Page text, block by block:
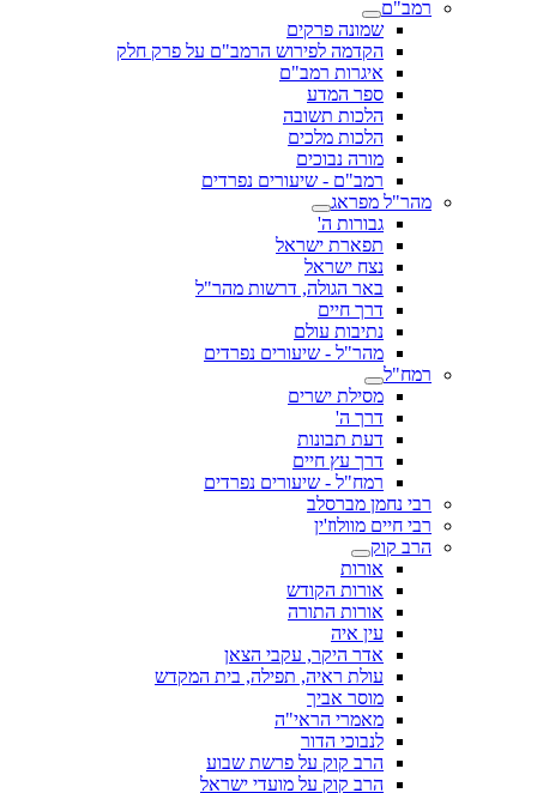
רמב"ם
שמונה פרקים
הקדמה לפירוש הרמב"ם על פרק חלק
איגרות רמב"ם
ספר המדע
הלכות תשובה
הלכות מלכים
מורה נבוכים
רמב"ם - שיעורים נפרדים
מהר"ל מפראג
גבורות ה'
תפארת ישראל
נצח ישראל
באר הגולה, דרשות מהר"ל
דרך חיים
נתיבות עולם
מהר"ל - שיעורים נפרדים
רמח"ל
מסילת ישרים
דרך ה'
דעת תבונות
דרך עץ חיים
רמח"ל - שיעורים נפרדים
רבי נחמן מברסלב
רבי חיים מוולוז'ין
הרב קוק
אורות
אורות הקודש
אורות התורה
עין איה
אדר היקר, עקבי הצאן
עולת ראיה, תפילה, בית המקדש
מוסר אביך
מאמרי הראי"ה
לנבוכי הדור
הרב קוק על פרשת שבוע
הרב קוק על מועדי ישראל